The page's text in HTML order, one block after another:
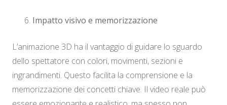
Impatto visivo e memorizzazione
L’animazione 3D ha il vantaggio di guidare lo sguardo
dello spettatore con colori, movimenti, sezioni e
ingrandimenti. Questo facilita la comprensione e la
memorizzazione dei concetti chiave. Il video reale può